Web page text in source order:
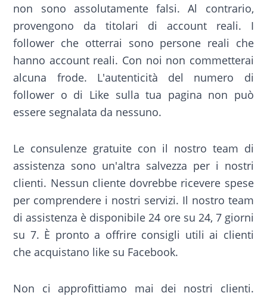
non sono assolutamente falsi. Al contrario,
provengono da titolari di account reali. I
follower che otterrai sono persone reali che
hanno account reali. Con noi non commetterai
alcuna frode. L'autenticità del numero di
follower o di Like sulla tua pagina non può
essere segnalata da nessuno.
Le consulenze gratuite con il nostro team di
assistenza sono un'altra salvezza per i nostri
clienti. Nessun cliente dovrebbe ricevere spese
per comprendere i nostri servizi. Il nostro team
di assistenza è disponibile 24 ore su 24, 7 giorni
su 7. È pronto a offrire consigli utili ai clienti
che acquistano like su Facebook.
Non ci approfittiamo mai dei nostri clienti.